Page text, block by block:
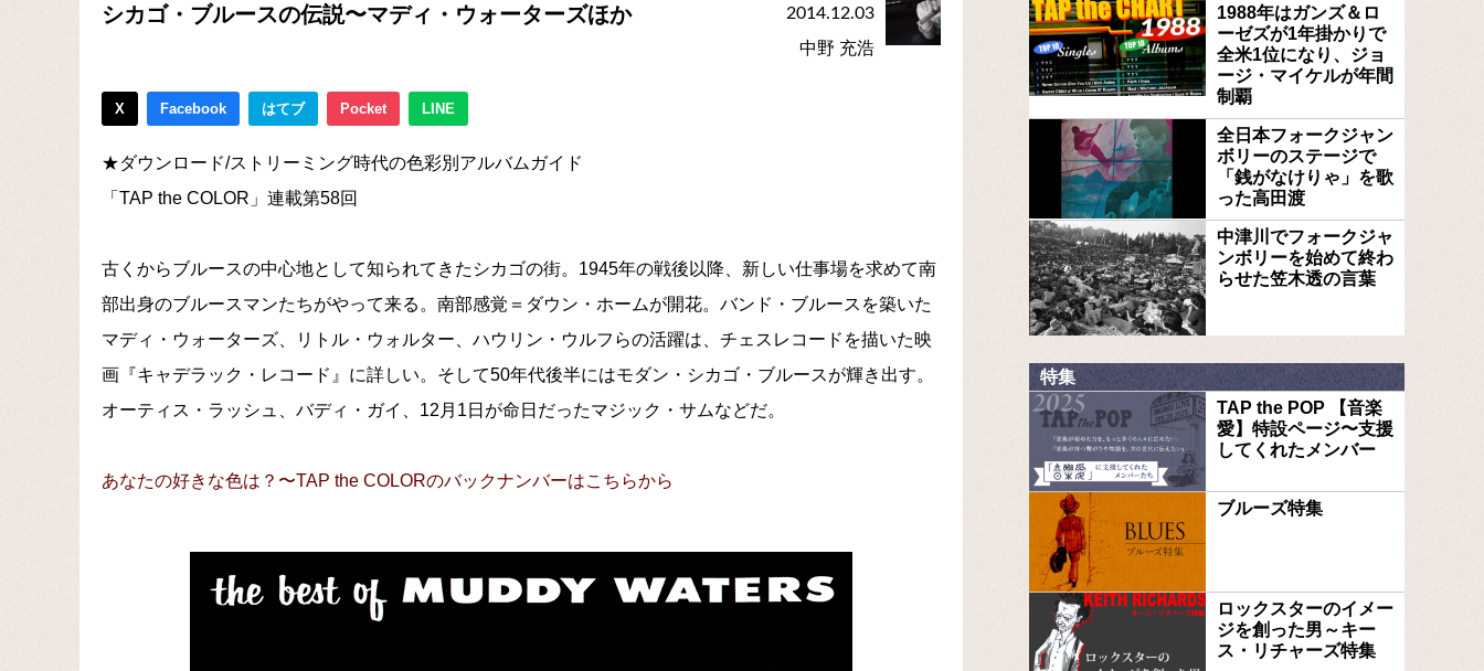
シカゴ・ブルースの伝説〜マディ・ウォーターズほか 2014.12.03
中野 充浩
X Facebook はてブ Pocket LINE
★ダウンロード/ストリーミング時代の色彩別アルバムガイド
「TAP the COLOR」連載第58回
古くからブルースの中心地として知られてきたシカゴの街。1945年の戦後以降、新しい仕事場を求めて南
部出身のブルースマンたちがやって来る。南部感覚＝ダウン・ホームが開花。バンド・ブルースを築いた
マディ・ウォーターズ、リトル・ウォルター、ハウリン・ウルフらの活躍は、チェスレコードを描いた映
画『キャデラック・レコード』に詳しい。そして50年代後半にはモダン・シカゴ・ブルースが輝き出す。
オーティス・ラッシュ、バディ・ガイ、12月1日が命日だったマジック・サムなどだ。
あなたの好きな色は？〜TAP the COLORのバックナンバーはこちらから
1988年はガンズ＆ロ
ーゼズが1年掛かりで
全米1位になり、ジョ
ージ・マイケルが年間
制覇
全日本フォークジャン
ボリーのステージで
「銭がなけりゃ」を歌
った高田渡
中津川でフォークジャ
ンボリーを始めて終わ
らせた笠木透の言葉
特集
TAP the POP 【音楽
愛】特設ページ〜支援
してくれたメンバー
ブルーズ特集
ロックスターのイメー
ジを創った男～キー
ス・リチャーズ特集